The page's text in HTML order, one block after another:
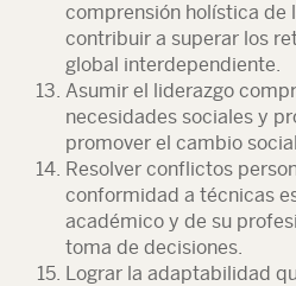
comprensión holística de
contribuir a superar los
global interdependiente.
Asumir el liderazgo
necesidades sociales y
promover el cambio
Resolver conflictos
conformidad a técnicas
académico y de su
toma de decisiones.
Lograr la adaptabilidad